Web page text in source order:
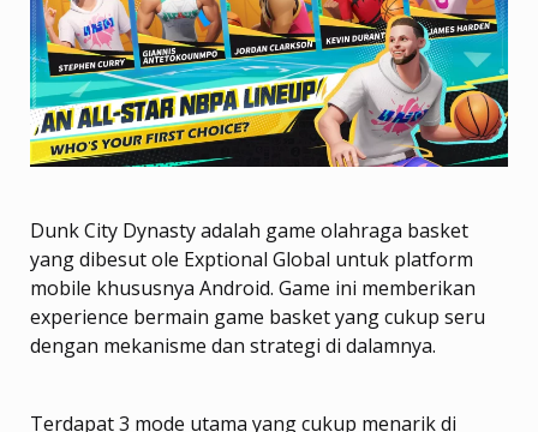
Dunk City Dynasty adalah game olahraga basket
yang dibesut ole Exptional Global untuk platform
mobile khususnya Android. Game ini memberikan
experience bermain game basket yang cukup seru
dengan mekanisme dan strategi di dalamnya.
Terdapat 3 mode utama yang cukup menarik di